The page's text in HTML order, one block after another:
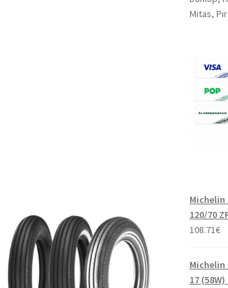
Mitas,
Michelin
120/70
108.71€
Michelin
17